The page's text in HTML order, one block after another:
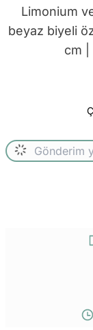
Limonium
beyaz biyeli
cm |